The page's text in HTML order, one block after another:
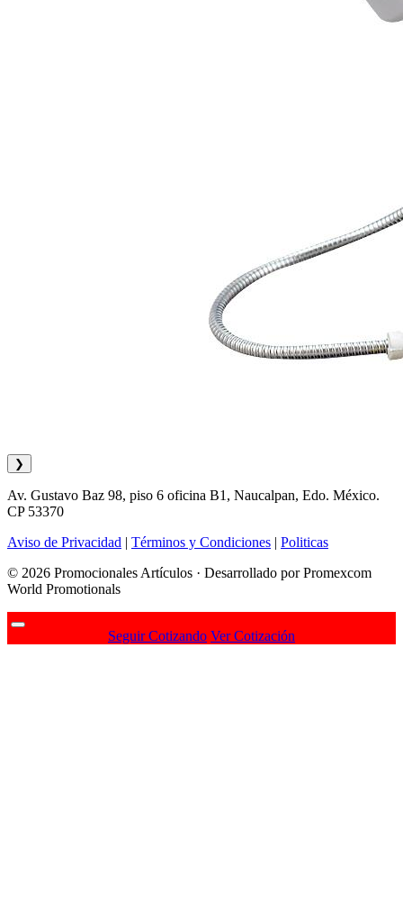
❯
Av. Gustavo Baz 98, piso 6 oficina B1, Naucalpan, Edo. México.
CP 53370
Aviso de Privacidad | Términos y Condiciones | Politicas
© 2026 Promocionales Artículos · Desarrollado por Promexcom
World Promotionals
Seguir Cotizando Ver Cotización